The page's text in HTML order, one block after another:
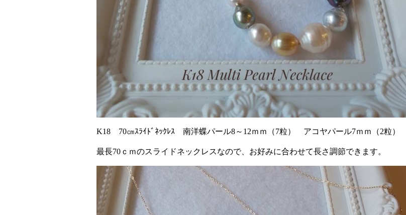
K18 70㎝ｽﾗｲﾄﾞﾈｯｸﾚｽ 南洋蝶パール8～12ｍｍ（7粒） アコヤパール7ｍｍ（2粒）
最長70ｃｍのスライドネックレスなので、お好みに合わせて長さ調節できます。